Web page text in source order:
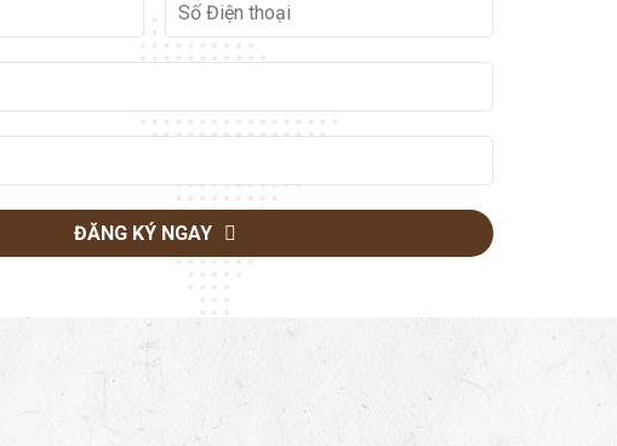
ĐĂNG KÝ NGAY